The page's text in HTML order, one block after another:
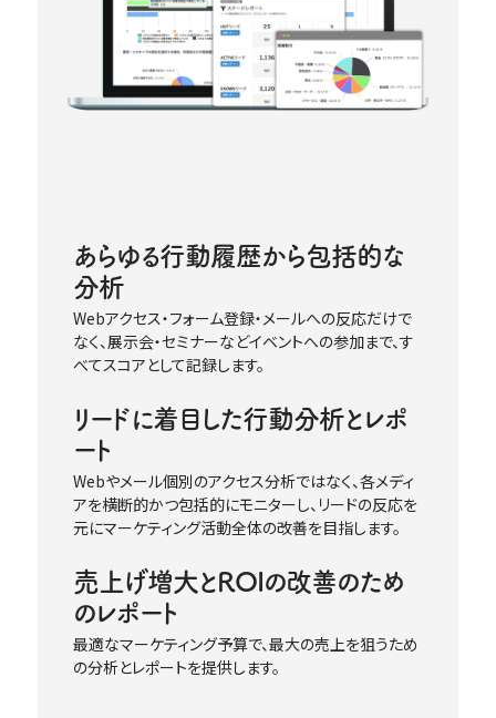
あらゆる行動履歴から包括的な
分析
Webアクセス・フォーム登録・メールへの反応だけで
なく、展示会・セミナーなどイベントへの参加まで、す
べてスコアとして記録します。
リードに着目した行動分析とレポ
ート
Webやメール個別のアクセス分析ではなく、各メディ
アを横断的かつ包括的にモニターし、リードの反応を
元にマーケティング活動全体の改善を目指します。
売上げ増大とROIの改善のため
のレポート
最適なマーケティング予算で、最大の売上を狙うため
の分析とレポートを提供します。